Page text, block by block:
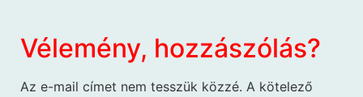
Vélemény, hozzászólás?
Az e-mail címet nem tesszük közzé. A kötelező